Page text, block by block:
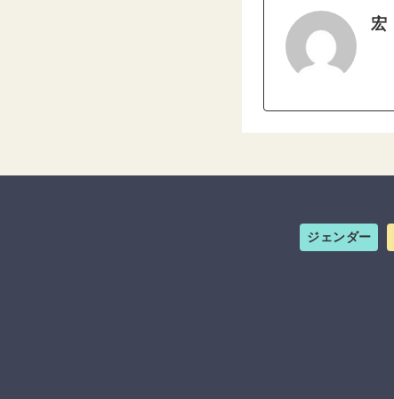
宏
ジェンダー